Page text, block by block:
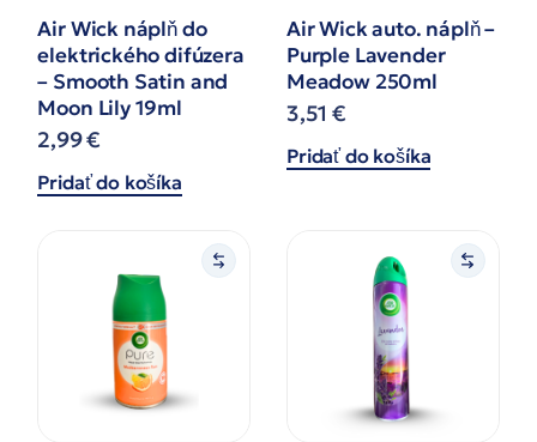
Air Wick náplň do
elektrického difúzera
– Smooth Satin and
Moon Lily 19ml
2,99€
Pridať do košíka
Air Wick auto. náplň –
Purple Lavender
Meadow 250ml
3,51€
Pridať do košíka